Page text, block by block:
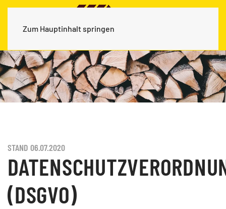
Zum Hauptinhalt springen
STAND 06.07.2020
(DSGVO)